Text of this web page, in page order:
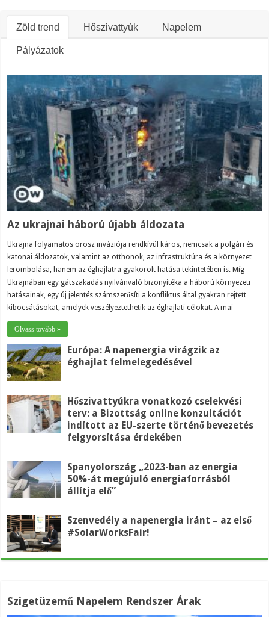
Zöld trend Hőszivattyúk Napelem
Pályázatok
Az ukrajnai háború újabb áldozata
Ukrajna folyamatos orosz inváziója rendkívül káros, nemcsak a polgári és
katonai áldozatok, valamint az otthonok, az infrastruktúra és a környezet
lerombolása, hanem az éghajlatra gyakorolt ​​hatása tekintetében is. Míg
Ukrajnában egy gátszakadás nyilvánvaló bizonyítéka a háború környezeti
hatásainak, egy új jelentés számszerűsíti a konfliktus által gyakran rejtett
kibocsátásokat, amelyek veszélyeztethetik az éghajlati célokat. A mai
Olvass tovább »
Európa: A napenergia virágzik az
éghajlat felmelegedésével
Hőszivattyúkra vonatkozó cselekvési
terv: a Bizottság online konzultációt
indított az EU-szerte történő bevezetés
felgyorsítása érdekében
Spanyolország „2023-ban az energia
50%-át megújuló energiaforrásból
állítja elő”
Szenvedély a napenergia iránt – az első
#SolarWorksFair!
Szigetüzemű Napelem Rendszer Árak